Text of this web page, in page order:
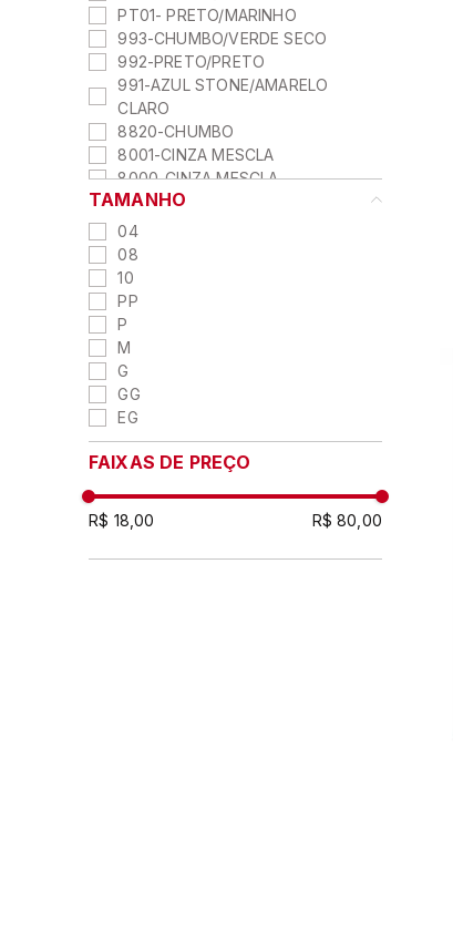
PT01- PRETO/MARINHO
993-CHUMBO/VERDE SECO
992-PRETO/PRETO
991-AZUL STONE/AMARELO
CLARO
8820-CHUMBO
8001-CINZA MESCLA
8000-CINZA MESCLA
3712-PONKAN
2H-AZUL/AMARELO
2781-ROYAL
1X54-NAVY
1J-PRETO/AZUL
1H-MARINHO/VERDE
1F-MARINHO/BRANCO/AZUL
1110-BRANCO
0770-AZUL
9980 - PRETO
1110 - BRANCO
2560 - AZUL
0900 - AZUL/AZUL/MARINHO
TAMANHO
04
08
10
PP
P
M
G
GG
EG
FAIXAS DE PREÇO
R$ 18,00 R$ 80,00